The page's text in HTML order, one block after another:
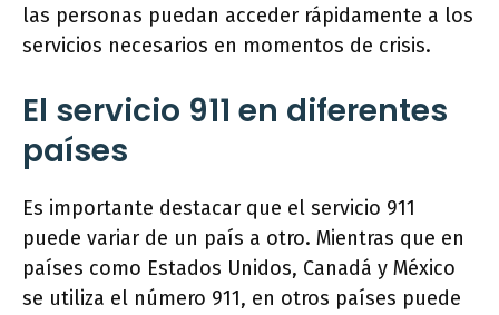
las personas puedan acceder rápidamente a los
servicios necesarios en momentos de crisis.
El servicio 911 en diferentes
países
Es importante destacar que el servicio 911
puede variar de un país a otro. Mientras que en
países como Estados Unidos, Canadá y México
se utiliza el número 911, en otros países puede